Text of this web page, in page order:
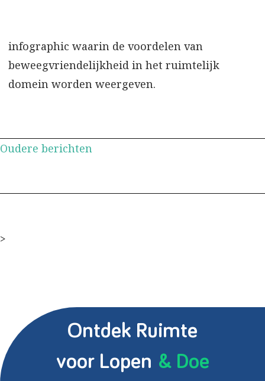
infographic waarin de voordelen van
beweegvriendelijkheid in het ruimtelijk
domein worden weergeven.
Berichtennavigatie
Oudere berichten
>
Ontdek Ruimte
voor Lopen & Doe